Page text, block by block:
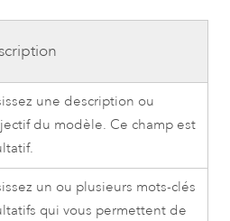
une description ou
du modèle. Ce champ est
un ou plusieurs mots-clés
qui vous permettent de